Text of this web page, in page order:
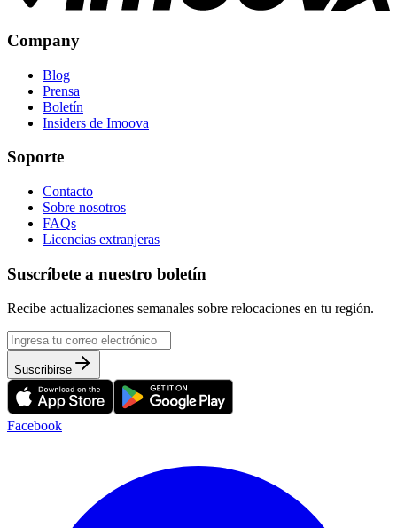
Company
Blog
Prensa
Boletín
Insiders de Imoova
Soporte
Contacto
Sobre nosotros
FAQs
Licencias extranjeras
Suscríbete a nuestro boletín
Recibe actualizaciones semanales sobre relocaciones en tu región.
Suscribirse
Facebook